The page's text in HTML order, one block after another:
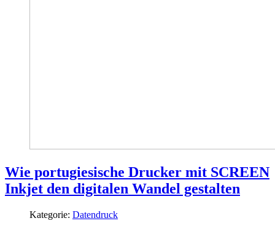
Wie portugiesische Drucker mit SCREEN
Inkjet den digitalen Wandel gestalten
Kategorie: Datendruck